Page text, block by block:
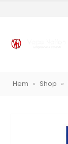
Hem » Shop »